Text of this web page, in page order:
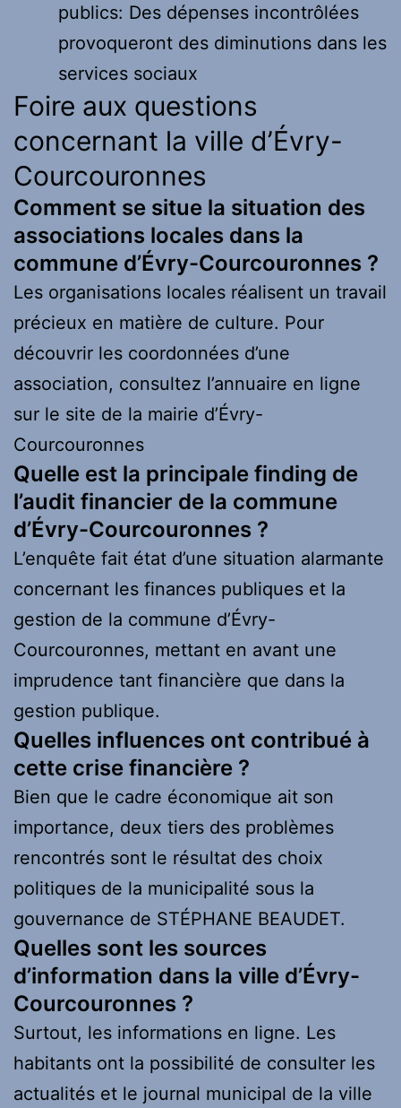
publics: Des dépenses incontrôlées
provoqueront des diminutions dans les
services sociaux
Foire aux questions
concernant la ville d’Évry-
Courcouronnes
Comment se situe la situation des
associations locales dans la
commune d’Évry-Courcouronnes ?
Les organisations locales réalisent un travail
précieux en matière de culture. Pour
découvrir les coordonnées d’une
association, consultez l’annuaire en ligne
sur le site de la mairie d’Évry-
Courcouronnes
Quelle est la principale finding de
l’audit financier de la commune
d’Évry-Courcouronnes ?
L’enquête fait état d’une situation alarmante
concernant les finances publiques et la
gestion de la commune d’Évry-
Courcouronnes, mettant en avant une
imprudence tant financière que dans la
gestion publique.
Quelles influences ont contribué à
cette crise financière ?
Bien que le cadre économique ait son
importance, deux tiers des problèmes
rencontrés sont le résultat des choix
politiques de la municipalité sous la
gouvernance de STÉPHANE BEAUDET.
Quelles sont les sources
d’information dans la ville d’Évry-
Courcouronnes ?
Surtout, les informations en ligne. Les
habitants ont la possibilité de consulter les
actualités et le journal municipal de la ville